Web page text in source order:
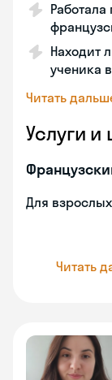
Находит
ученика
Читать
Услуги и
Для
Читать